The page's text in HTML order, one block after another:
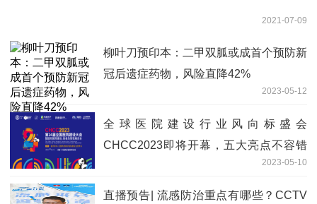
2021-07-09
柳叶刀预印本：二甲双胍或成首个预防新
冠后遗症药物，风险直降42%
2023-05-12
全球医院建设行业风向标盛会
CHCC2023即将开幕，五大亮点不容错
2023-05-10
直播预告| 流感防治重点有哪些？CCTV